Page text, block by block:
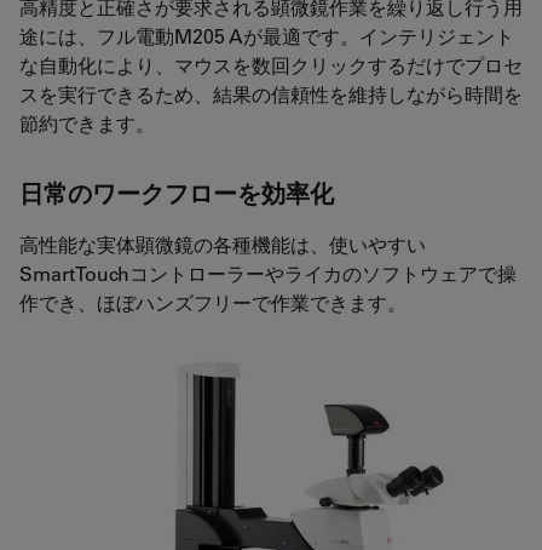
高精度と正確さが要求される顕微鏡作業を繰り返し行う用
途には、フル電動M205 Aが最適です。インテリジェント
な自動化により、マウスを数回クリックするだけでプロセ
スを実行できるため、結果の信頼性を維持しながら時間を
節約できます。
日常のワークフローを効率化
高性能な実体顕微鏡の各種機能は、使いやすい
SmartTouchコントローラーやライカのソフトウェアで操
作でき、ほぼハンズフリーで作業できます。